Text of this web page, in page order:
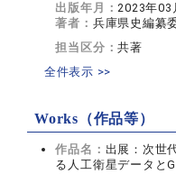
出版年月：2023年03
著者： 兵庫県史編纂
担当区分：共著
全件表示 >>
Works（作品等）
作品名： 出展：次世
る人工衛星データと